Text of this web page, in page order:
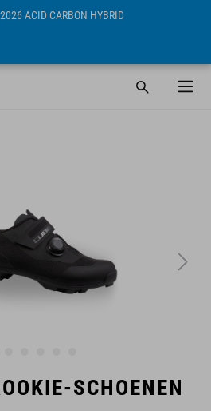
ACID CARBON HYBRID
SCHOENEN